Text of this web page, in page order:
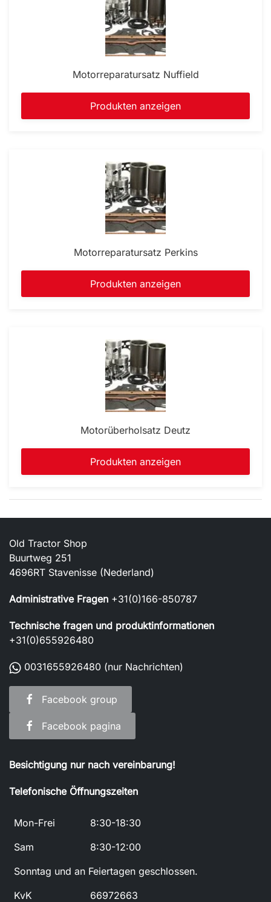
Motorreparatursatz Nuffield
Produkten anzeigen
Motorreparatursatz Perkins
Produkten anzeigen
Motorüberholsatz Deutz
Produkten anzeigen
Old Tractor Shop
Buurtweg 251
4696RT Stavenisse (Nederland)
Administrative Fragen +31(0)166-850787
Technische fragen und produktinformationen
+31(0)655926480
0031655926480 (nur Nachrichten)
Facebook group
Facebook pagina
Besichtigung nur nach vereinbarung!
Telefonische Öffnungszeiten
Mon-Frei
8:30-18:30
Sam
8:30-12:00
Sonntag und an Feiertagen geschlossen.
KvK
66972663